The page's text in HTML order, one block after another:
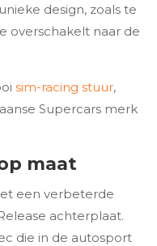
design, zoals te
overschakelt naar de
sim-racing stuur,
Supercars merk
maat
een verbeterde
achterplaat.
die in de autosport